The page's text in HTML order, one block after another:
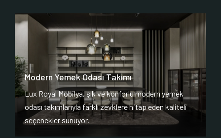
Modern Yemek Odası Takımı
Lux Royal Mobilya, şık ve konforlu modern yemek
odası takımlarıyla farklı zevklere hitap eden kaliteli
seçenekler sunuyor.